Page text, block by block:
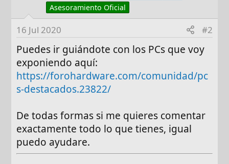
Asesoramiento Oficial
16 Jul 2020 #2
Puedes ir guiándote con los PCs que voy
exponiendo aquí:
https://forohardware.com/comunidad/pc
s-destacados.23822/
De todas formas si me quieres comentar
exactamente todo lo que tienes, igual
puedo ayudare.